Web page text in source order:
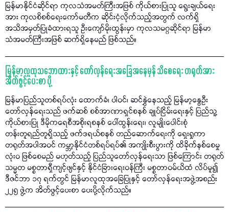
မြန်မာနိုင်ငံဆိုင်ရာ ကုလသံအမတ်ကြီးအဖြစ် ကိုယ်စားပြုသူ ရွေးချယ်ရေး
အား ကုလစိစစ်ရေးကော်မတီက ဆိုင်းငံ့လိုက်သည့်အတွက် လက်ရှိ
အသိအမှတ်ပြုခံထားရသူ ဦးကျော်မိုးထွန်းမှာ ကုလသမဂ္ဂဆိုင်ရာ မြန်မာ
သံအမတ်ကြီးအဖြစ် ဆက်ရှိနေမည် ဖြစ်သည်။
မြန်မာ့လူထုသဘောထားနှင့် တော်လှန်ရေးအခြေအနေမှန် သိစေရေး တရုတ်အား
အိတ်ဖွင့်ပေးစာ ပို့
မြန်မာပြည်သူတစ်ရပ်လုံး ထောက်ခံ၊ ပါဝင်၊ ဆင်နွှဲနေသည့် မြန်မာ့နွေဦး
တော်လှန်ရေးသည် ဖက်ဆစ် စစ်အာဏာရှင်စနစ် ချုပ်ငြိမ်းရေးနှင့် ပြည်သူ့
ကိုယ်စားပြု ဒီမိုကရေစီအစိုးရစနစ် ပေါ်ထွန်းရေး၊ လူမျိုးပေါင်းစုံ
တန်းတူရည်တူရှိသည့် ဖက်ဒရယ်စနစ် တည်ဆောက်ရေးကို ရှေးရှုကာ
တရုတ်အပါအဝင် ကမ္ဘာ့နိုင်ငံတစ်ရပ်ရပ်၏ အကျိုးစီးပွားကို ထိခိုက်နစ်စေမှု
လုံးဝ ဖြစ်စေမည် မဟုတ်သည့် ပြည်သူတော်လှန်ရေးသာ ဖြစ်ကြောင်း တရုတ်
သမ္မတ မစ္စတာရှီကျင့်ဖျင်နှင့် နိုင်ငံခြားရေးဝန်ကြီး မစ္စတာဝမ်ယိထံ လိပ်မူ၍
ဒီဇင်ဘာ ၁၇ ရက်တွင် မြန်မာလူထုအခြေပြုနှင့် တော်လှန်ရေးအဖွဲ့အစည်း
၂၂၅ ဖွဲ့က အိတ်ဖွင့်ပေးစာ ပေးပို့လိုက်သည်။